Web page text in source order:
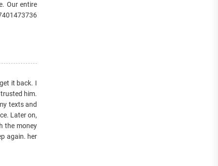
Our entire
it back. I
him.
texts and
Later on,
the money
again. her